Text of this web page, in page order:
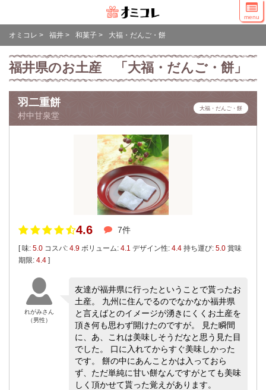
menu
オミコレ > 福井 > 和菓子 > 大福・だんご・餅
福井県のお土産 「大福・だんご・餅」
羽二重餅
村中甘泉堂
大福・だんご・餅
4.6 7件
[ 味: 5.0 コスパ: 4.9 ボリューム: 4.1 デザイン性: 4.4 持ち運び: 5.0 賞味
期限: 4.4 ]
れがみさん
（男性）
友達が福井県に行ったということで貰ったお
土産。 九州に住んでるのでなかなか福井県
と言えばとのイメージが湧きにくくお土産を
頂き何も思わず開けたのですが。 見た瞬間
に、あ、これは美味しそうだなと思う見た目
でした。 口に入れてからすぐ美味しかった
です。 餅の中にあんことかは入っておら
ず、ただ単純に甘い餅なんですがとても美味
しく頂かせて貰った覚えがあります。